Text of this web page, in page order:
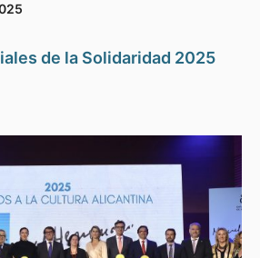
de la Solidaridad 2025